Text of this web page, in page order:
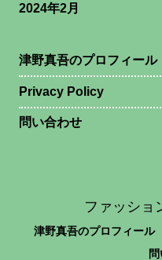
2024年2月
津野真吾のプロフィール
Privacy Policy
問い合わせ
ファッショ
津野真吾のプロフィール